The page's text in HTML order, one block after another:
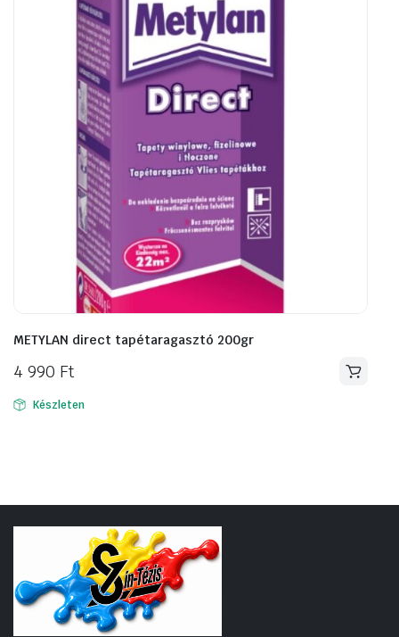
METYLAN direct tapétaragasztó 200gr
4 990 Ft
Készleten